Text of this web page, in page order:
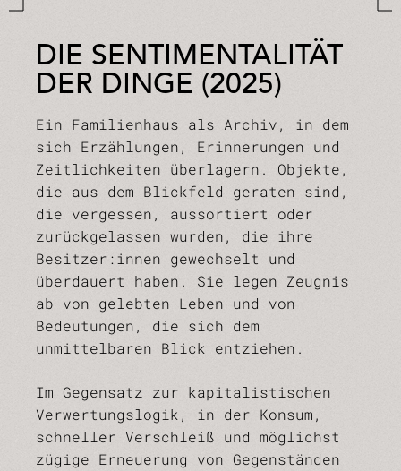
DIE SENTIMENTALITÄT
DER DINGE (2025)
Ein Familienhaus als Archiv, in dem
sich Erzählungen, Erinnerungen und
Zeitlichkeiten überlagern. Objekte,
die aus dem Blickfeld geraten sind,
die vergessen, aussortiert oder
zurückgelassen wurden, die ihre
Besitzer:innen gewechselt und
überdauert haben. Sie legen Zeugnis
ab von gelebten Leben und von
Bedeutungen, die sich dem
unmittelbaren Blick entziehen.
Im Gegensatz zur kapitalistischen
Verwertungslogik, in der Konsum,
schneller Verschleiß und möglichst
zügige Erneuerung von Gegenständen